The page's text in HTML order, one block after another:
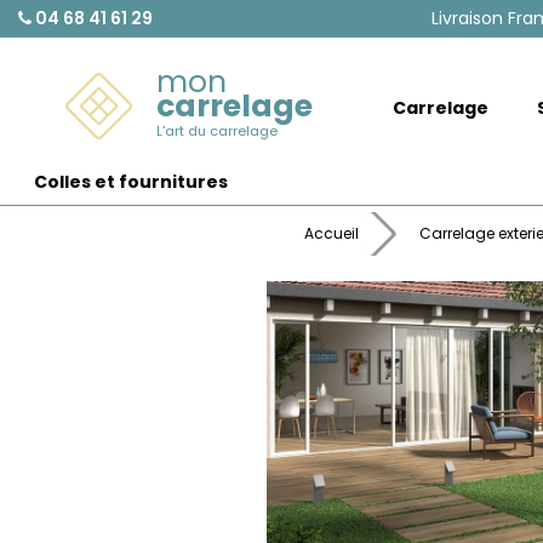
04 68 41 61 29 Livraison
mon
carrelage
L'art du carrelage
Carrelage
Colles et fournitures
Accueil Carrelage